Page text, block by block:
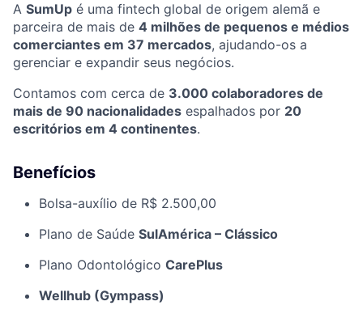
A SumUp é uma fintech global de origem alemã e
parceira de mais de 4 milhões de pequenos e médios
comerciantes em 37 mercados, ajudando-os a
gerenciar e expandir seus negócios.
Contamos com cerca de 3.000 colaboradores de
mais de 90 nacionalidades espalhados por 20
escritórios em 4 continentes.
Benefícios
Bolsa-auxílio de R$ 2.500,00
Plano de Saúde SulAmérica – Clássico
Plano Odontológico CarePlus
Wellhub (Gympass)